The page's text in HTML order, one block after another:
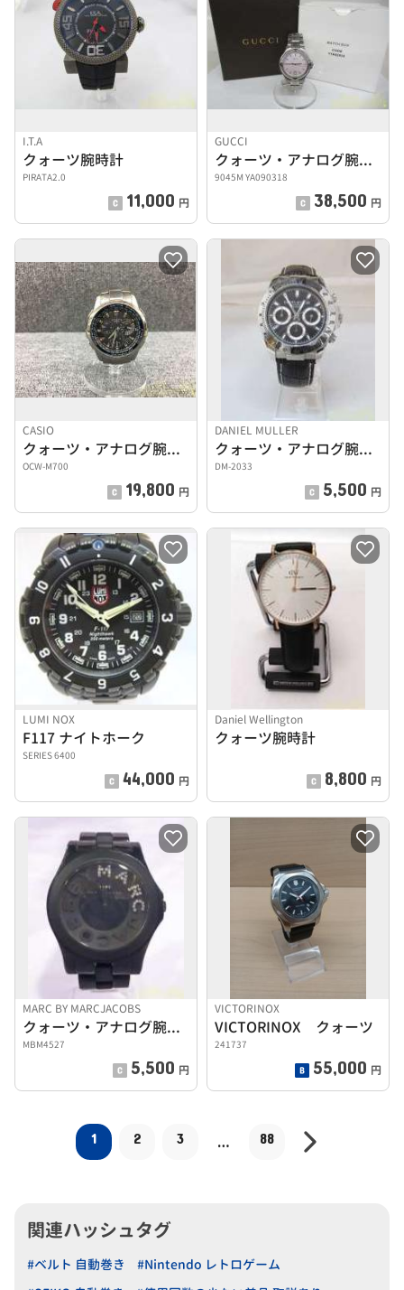
I.T.A
クォーツ腕時計
PIRATA2.0
11,000 円
GUCCI
クォーツ・アナログ腕時計
9045M YA090318
38,500 円
CASIO
クォーツ・アナログ腕時計
OCW-M700
19,800 円
DANIEL MULLER
クォーツ・アナログ腕時計
DM-2033
5,500 円
LUMI NOX
F117 ナイトホーク
SERIES 6400
44,000 円
Daniel Wellington
クォーツ腕時計
8,800 円
MARC BY MARCJACOBS
クォーツ・アナログ腕時計
MBM4527
5,500 円
VICTORINOX
VICTORINOX クォーツ
241737
55,000 円
1 2 3 … 88
関連ハッシュタグ
#ベルト 自動巻き
#Nintendo レトロゲーム